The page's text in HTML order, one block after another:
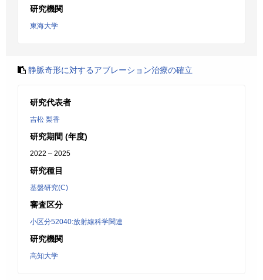
研究機関
東海大学
静脈奇形に対するアブレーション治療の確立
研究代表者
吉松 梨香
研究期間 (年度)
2022 – 2025
研究種目
基盤研究(C)
審査区分
小区分52040:放射線科学関連
研究機関
高知大学